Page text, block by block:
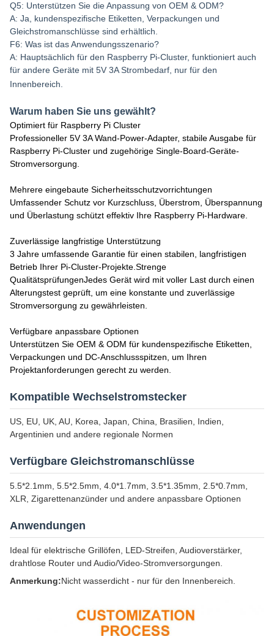
Q5: Unterstützen Sie die Anpassung von OEM & ODM?
A: Ja, kundenspezifische Etiketten, Verpackungen und
Gleichstromanschlüsse sind erhältlich.
F6: Was ist das Anwendungsszenario?
A: Hauptsächlich für den Raspberry Pi-Cluster, funktioniert auch
für andere Geräte mit 5V 3A Strombedarf, nur für den
Innenbereich.
Warum haben Sie uns gewählt?
Optimiert für Raspberry Pi Cluster
Professioneller 5V 3A Wand-Power-Adapter, stabile Ausgabe für
Raspberry Pi-Cluster und zugehörige Single-Board-Geräte-
Stromversorgung.
Mehrere eingebaute Sicherheitsschutzvorrichtungen
Umfassender Schutz vor Kurzschluss, Überstrom, Überspannung
und Überlastung schützt effektiv Ihre Raspberry Pi-Hardware.
Zuverlässige langfristige Unterstützung
3 Jahre umfassende Garantie für einen stabilen, langfristigen
Betrieb Ihrer Pi-Cluster-Projekte.Strenge
QualitätsprüfungenJedes Gerät wird mit voller Last durch einen
Alterungstest geprüft, um eine konstante und zuverlässige
Stromversorgung zu gewährleisten.
Verfügbare anpassbare Optionen
Unterstützen Sie OEM & ODM für kundenspezifische Etiketten,
Verpackungen und DC-Anschlussspitzen, um Ihren
Projektanforderungen gerecht zu werden.
Kompatible Wechselstromstecker
US, EU, UK, AU, Korea, Japan, China, Brasilien, Indien,
Argentinien und andere regionale Normen
Verfügbare Gleichstromanschlüsse
5.5*2.1mm, 5.5*2.5mm, 4.0*1.7mm, 3.5*1.35mm, 2.5*0.7mm,
XLR, Zigarettenanzünder und andere anpassbare Optionen
Anwendungen
Ideal für elektrische Grillöfen, LED-Streifen, Audioverstärker,
drahtlose Router und Audio/Video-Stromversorgungen.
Anmerkung:Nicht wasserdicht - nur für den Innenbereich.